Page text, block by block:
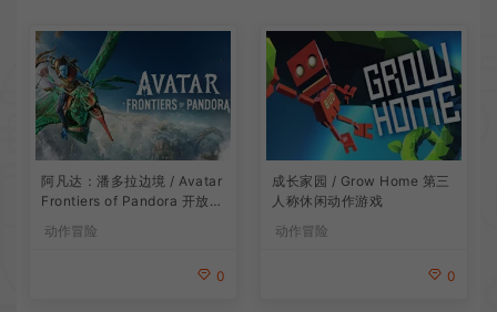
阿凡达：潘多拉边境 / Avatar
Frontiers of Pandora 开放世
动作冒险
0
成长家园 / Grow Home 第三
人称休闲动作游戏
动作冒险
0